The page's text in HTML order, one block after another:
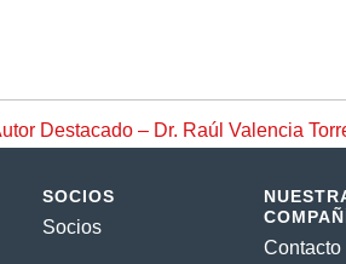
Destacado – Dr. Raúl Valencia
SOCIOS
Socios
Contacto